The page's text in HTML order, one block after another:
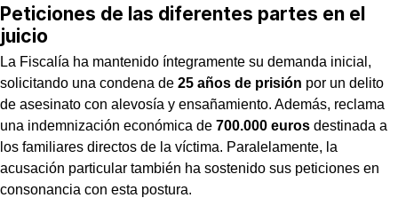
Peticiones de las diferentes partes en el
juicio
La Fiscalía ha mantenido íntegramente su demanda inicial,
solicitando una condena de 25 años de prisión por un delito
de asesinato con alevosía y ensañamiento. Además, reclama
una indemnización económica de 700.000 euros destinada a
los familiares directos de la víctima. Paralelamente, la
acusación particular también ha sostenido sus peticiones en
consonancia con esta postura.